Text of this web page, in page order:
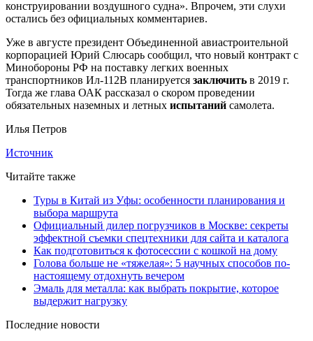
конструировании воздушного судна». Впрочем, эти слухи
остались без официальных комментариев.
Уже в августе президент Объединенной авиастроительной
корпорацией Юрий Слюсарь сообщил, что новый контракт с
Минобороны РФ на поставку легких военных
транспортников Ил-112В планируется заключить в 2019 г.
Тогда же глава ОАК рассказал о скором проведении
обязательных наземных и летных испытаний самолета.
Илья Петров
Источник
Читайте также
Туры в Китай из Уфы: особенности планирования и
выбора маршрута
Официальный дилер погрузчиков в Москве: секреты
эффектной съемки спецтехники для сайта и каталога
Как подготовиться к фотосессии с кошкой на дому
Голова больше не «тяжелая»: 5 научных способов по-
настоящему отдохнуть вечером
Эмаль для металла: как выбрать покрытие, которое
выдержит нагрузку
Последние новости